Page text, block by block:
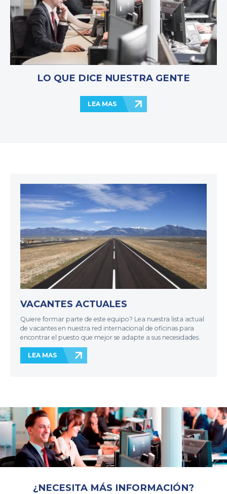
LO QUE DICE NUESTRA GENTE
LEA MAS
VACANTES ACTUALES
Quiere formar parte de este equipo? Lea nuestra lista actual
de vacantes en nuestra red internacional de oficinas para
encontrar el puesto que mejor se adapte a sus necesidades.
LEA MAS
¿NECESITA MÁS INFORMACIÓN?